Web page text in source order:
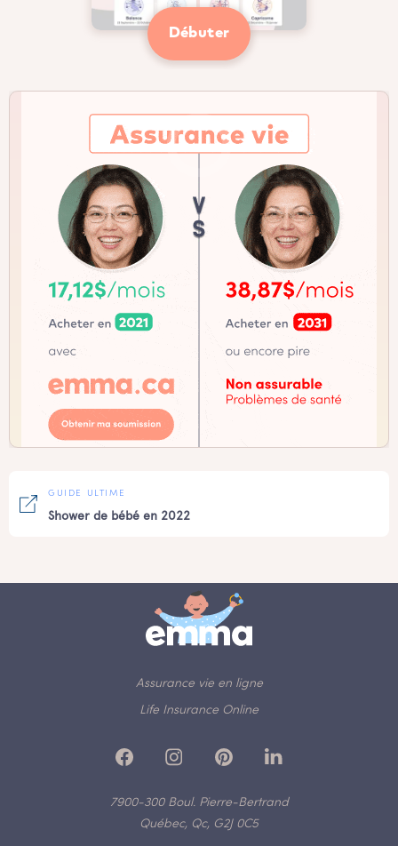
Débuter
GUIDE ULTIME
Shower de bébé en 2022
Assurance vie en ligne
Life Insurance Online
7900-300 Boul. Pierre-Bertrand
Québec, Qc, G2J 0C5